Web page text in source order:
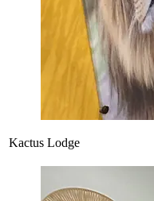
Kactus Lodge